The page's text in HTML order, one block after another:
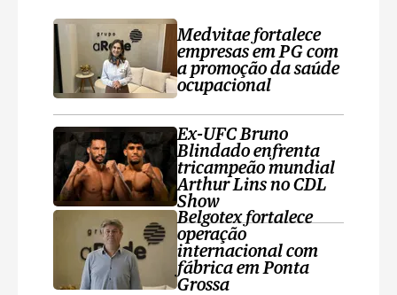
Medvitae fortalece
empresas em PG com
a promoção da saúde
ocupacional
Ex-UFC Bruno
Blindado enfrenta
tricampeão mundial
Arthur Lins no CDL
Show
Belgotex fortalece
operação
internacional com
fábrica em Ponta
Grossa